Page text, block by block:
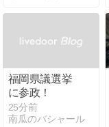
福岡県議選挙
に参政！
25分前
南瓜のバシャール